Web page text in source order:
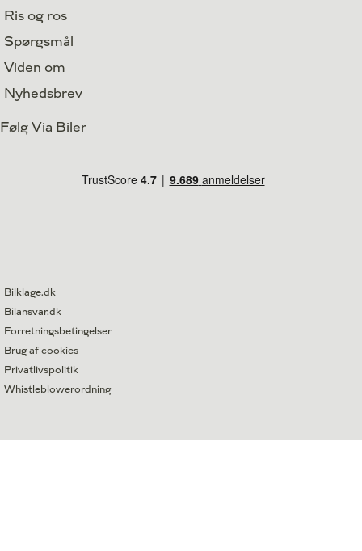
Ris og ros
Spørgsmål
Viden om
Nyhedsbrev
Følg Via Biler
Bilklage.dk
Bilansvar.dk
Forretningsbetingelser
Brug af cookies
Privatlivspolitik
Whistleblowerordning